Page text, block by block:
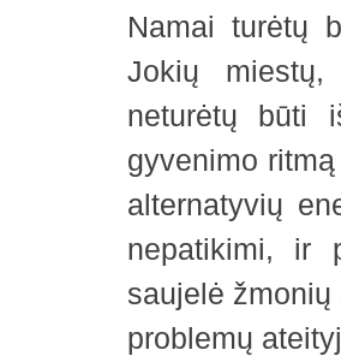
Namai turėtų
Jokių
neturėtų būti
gyvenimo
alternatyvių
nepatikimi, ir
saujelė
problemų